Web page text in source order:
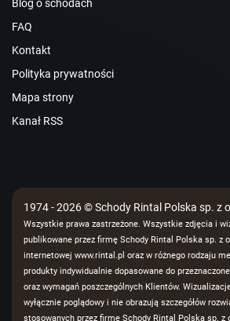
Blog o schodach
FAQ
Kontakt
Polityka prywatności
Mapa strony
Kanał RSS
1974 - 2026 © Schody Rintal Polska sp. z
Wszystkie prawa zastrzeżone. Wszystkie zdjęcia i
publikowane przez firmę Schody Rintal Polska sp. z
internetowej www.rintal.pl oraz w różnego rodzaju
produkty indywidualnie dopasowane do
oraz wymagań poszczególnych Klientów.
wyłącznie poglądowy i nie obrazują szczegółów
stosowanych przez firmę Schody Rintal Polska sp. z